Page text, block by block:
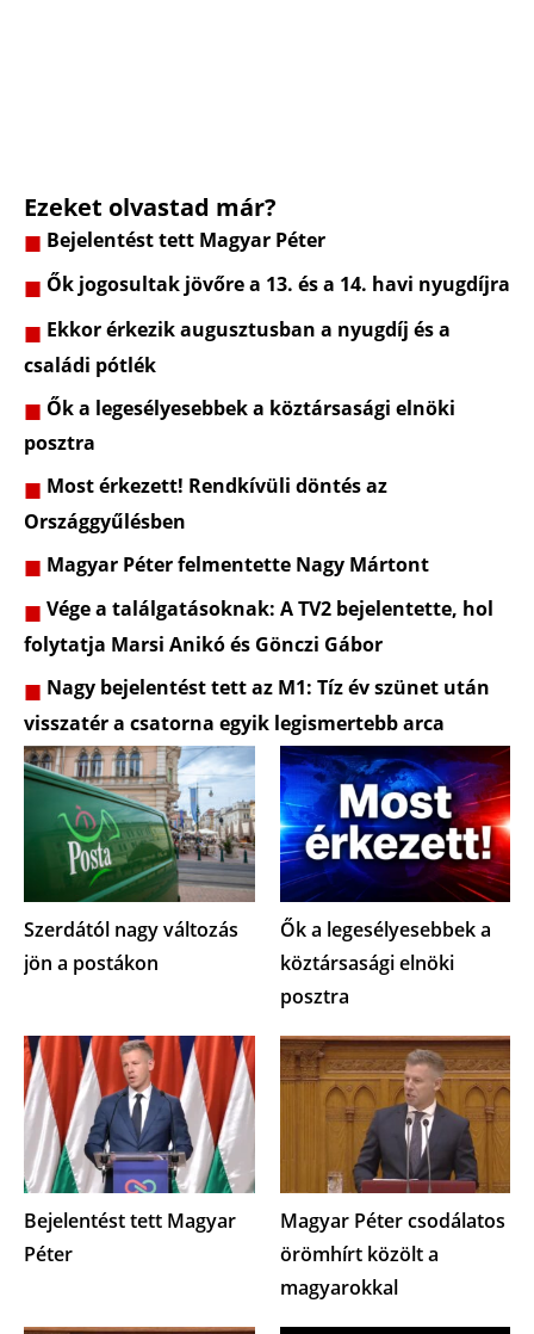
Ezeket olvastad már?
Bejelentést tett Magyar Péter
Ők jogosultak jövőre a 13. és a 14. havi nyugdíjra
Ekkor érkezik augusztusban a nyugdíj és a
családi pótlék
Ők a legesélyesebbek a köztársasági elnöki
posztra
Most érkezett! Rendkívüli döntés az
Országgyűlésben
Magyar Péter felmentette Nagy Mártont
Vége a találgatásoknak: A TV2 bejelentette, hol
folytatja Marsi Anikó és Gönczi Gábor
Nagy bejelentést tett az M1: Tíz év szünet után
visszatér a csatorna egyik legismertebb arca
Szerdától nagy változás
jön a postákon
Ők a legesélyesebbek a
köztársasági elnöki
posztra
Bejelentést tett Magyar
Péter
Magyar Péter csodálatos
örömhírt közölt a
magyarokkal